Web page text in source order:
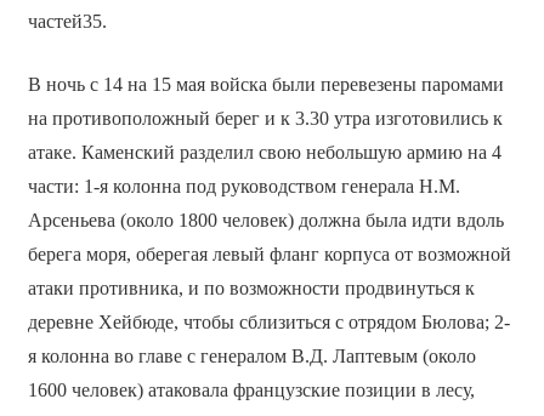
частей35.
В ночь с 14 на 15 мая войска были перевезены паромами
на противоположный берег и к 3.30 утра изготовились к
атаке. Каменский разделил свою небольшую армию на 4
части: 1-я колонна под руководством генерала Н.М.
Арсеньева (около 1800 человек) должна была идти вдоль
берега моря, оберегая левый фланг корпуса от возможной
атаки противника, и по возможности продвинуться к
деревне Хейбюде, чтобы сблизиться с отрядом Бюлова; 2-
я колонна во главе с генералом В.Д. Лаптевым (около
1600 человек) атаковала французские позиции в лесу,